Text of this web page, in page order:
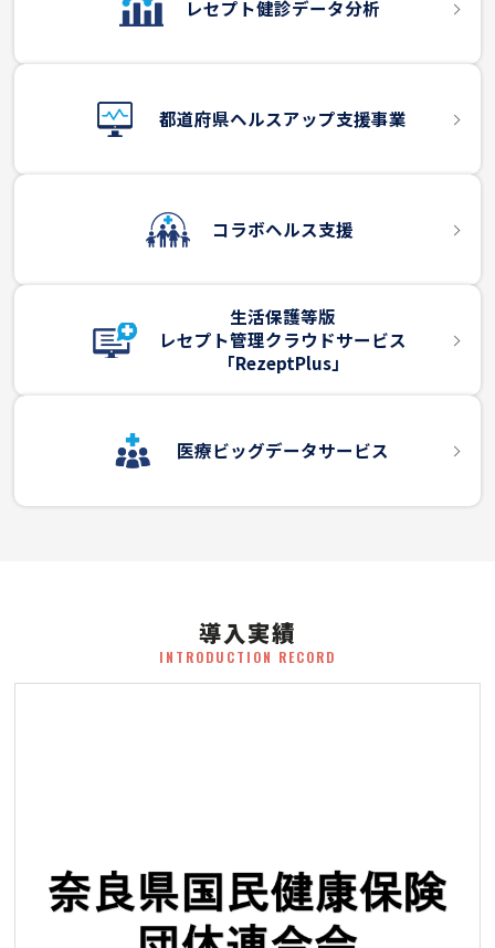
レセプト健診データ分析
都道府県ヘルスアップ支援事業
コラボヘルス支援
生活保護等版
レセプト管理クラウドサービス
「RezeptPlus」
医療ビッグデータサービス
導入実績
INTRODUCTION RECORD